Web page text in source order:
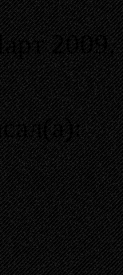
2009,